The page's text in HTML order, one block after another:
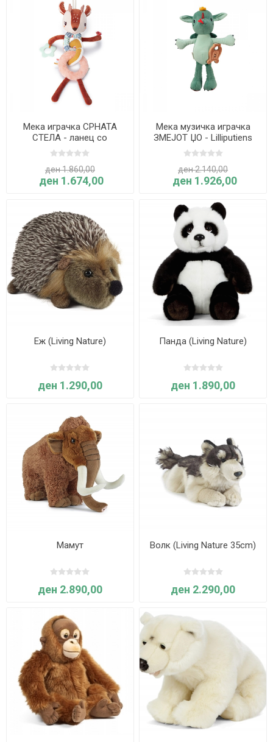
Мека играчка СРНАТА
СТЕЛА - ланец со
активности и глодалка -
ден 1.860,00
ден 1.674,00
Мека музичка играчка
ЗМЕЈОТ ЏО - Lilliputiens
ден 2.140,00
ден 1.926,00
Еж (Living Nature)
ден 1.290,00
Панда (Living Nature)
ден 1.890,00
Мамут
ден 2.890,00
Волк (Living Nature 35cm)
ден 2.290,00